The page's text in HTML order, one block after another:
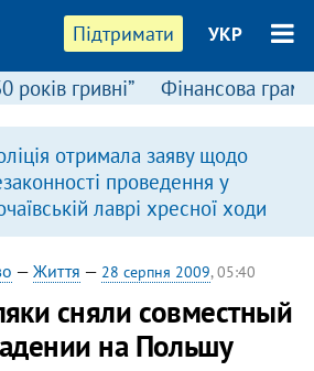
Підтримати УКР
років гривні” Фінансова
отримала заяву щодо
проведення у
лаврі хресної ходи
— Життя — 28 серпня 2009, 05:40
сняли совмеcтный
на Польшу